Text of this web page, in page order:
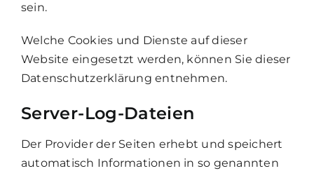
sein.
Welche Cookies und Dienste auf dieser
Website eingesetzt werden, können Sie dieser
Datenschutzerklärung entnehmen.
Server-Log-Dateien
Der Provider der Seiten erhebt und speichert
automatisch Informationen in so genannten